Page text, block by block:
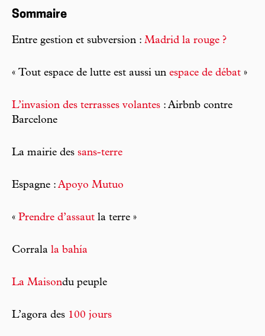
Sommaire
Entre gestion et subversion : Madrid la rouge ?
« Tout espace de lutte est aussi un espace de débat »
L’invasion des terrasses volantes : Airbnb contre
Barcelone
La mairie des sans-terre
Espagne : Apoyo Mutuo
« Prendre d’assaut la terre »
Corrala la bahía
La Maisondu peuple
L’agora des 100 jours